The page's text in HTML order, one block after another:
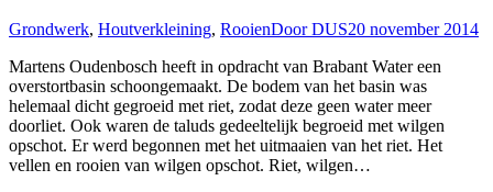
Grondwerk, Houtverkleining, RooienDoorDUS20 november 2014
Martens Oudenbosch heeft in opdracht van Brabant Water een
overstortbasin schoongemaakt. De bodem van het basin was
helemaal dicht gegroeid met riet, zodat deze geen water meer
doorliet. Ook waren de taluds gedeeltelijk begroeid met wilgen
opschot. Er werd begonnen met het uitmaaien van het riet. Het
vellen en rooien van wilgen opschot. Riet, wilgen…